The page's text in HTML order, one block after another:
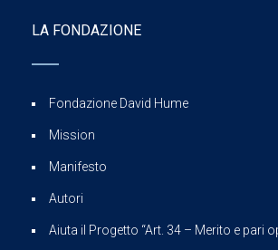
LA FONDAZIONE
Fondazione David Hume
Mission
Manifesto
Autori
Aiuta il Progetto “Art. 34 – Merito e pari